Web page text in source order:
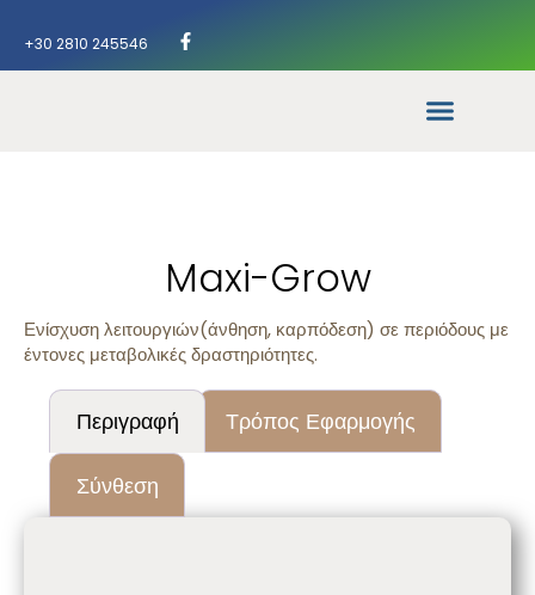
+30 2810 245546
Maxi-Grow
Ενίσχυση λειτουργιών(άνθηση, καρπόδεση) σε περιόδους με
έντονες μεταβολικές δραστηριότητες.
Περιγραφή Τρόπος Εφαρμογής
Σύνθεση